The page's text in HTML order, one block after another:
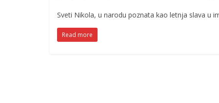
Sveti Nikola, u narodu poznata kao letnja slava u
Read more